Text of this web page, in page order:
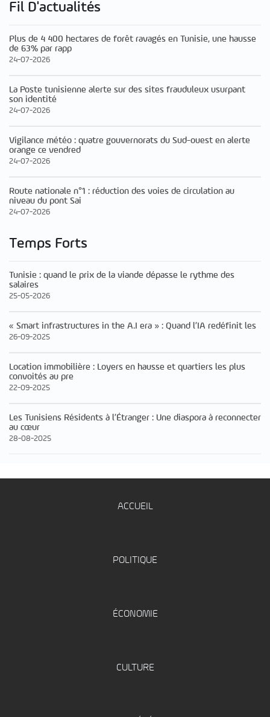
Fil D'actualités
Plus de 4 400 hectares de forêt ravagés en Tunisie, une hausse
de 63% par rapp
24-07-2026
La Poste tunisienne alerte sur des sites frauduleux usurpant
son identité
24-07-2026
Vigilance météo : quatre gouvernorats du Sud-ouest en alerte
orange ce vendred
24-07-2026
Route nationale n°1 : réduction des voies de circulation au
niveau du pont Sai
24-07-2026
Temps Forts
Tunisie : quand le prix de la viande dépasse le rythme des
salaires
25-05-2026
« Smart infrastructures in the A.I era » : Quand l’IA redéfinit les
26-09-2025
Location immobilière : Loyers en hausse et quartiers les plus
convoités au pre
22-09-2025
Les Tunisiens Résidents à l’Étranger : Une diaspora à reconnecter
au cœur
28-08-2025
ACCUEIL
POLITIQUE
ÉCONOMIE
CULTURE